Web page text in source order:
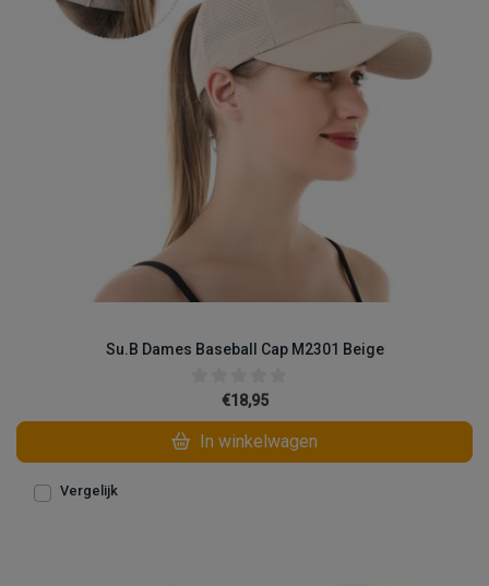
Su.B Dames Baseball Cap M2301 Beige
€18,95
In winkelwagen
Vergelijk